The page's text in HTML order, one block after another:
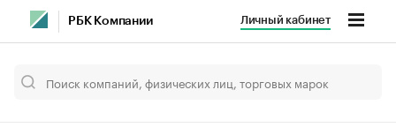
РБК Компании Личный кабинет